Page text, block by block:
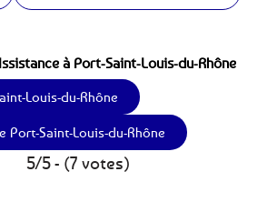
à Port-Saint-Louis-du-Rhône
Louis-du-Rhône
Port-Saint-Louis-du-Rhône
5/5 - (7 votes)